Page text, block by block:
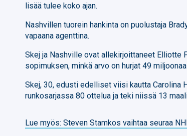
lisää tulee koko ajan.
Nashvillen tuorein hankinta on puolustaja
vapaana agenttina.
Skej ja Nashville ovat allekirjoittaneet Elliotte
sopimuksen, minkä arvo on hurjat 49
Skej, 30, edusti edelliset viisi kautta Carolina
runkosarjassa 80 ottelua ja teki niissä 13
Lue myös: Steven Stamkos vaihtaa seuraa